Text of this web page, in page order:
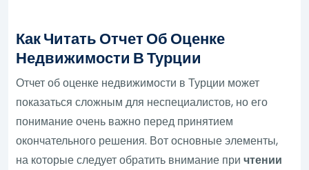
Как Читать Отчет Об Оценке
Недвижимости В Турции
Отчет об оценке недвижимости в Турции может
показаться сложным для неспециалистов, но его
понимание очень важно перед принятием
окончательного решения. Вот основные элементы,
на которые следует обратить внимание причтении